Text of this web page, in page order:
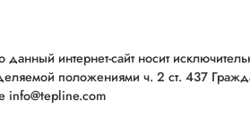
интернет-сайт носит
положениями ч. 2 ст. 437
info@tepline.com